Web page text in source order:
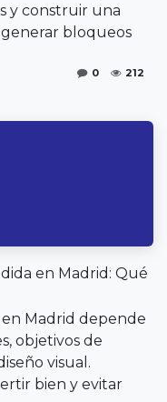
y construir una
bloqueos
0 212
en Madrid: Qué
Madrid depende
objetivos de
visual.
bien y evitar